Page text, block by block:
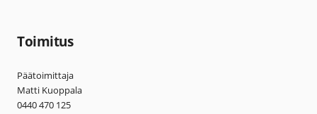
Toimitus
Päätoimittaja
Matti Kuoppala
0440 470 125